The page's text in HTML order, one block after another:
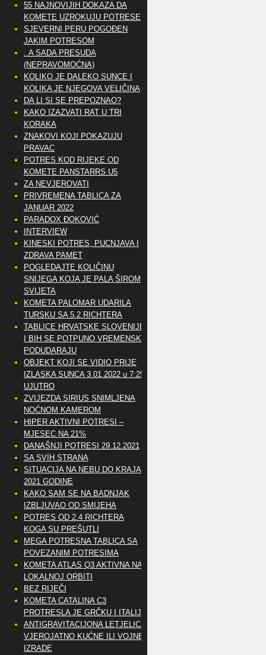
55 NAJNOVIJIH DOKAZA DA
KOMETE UZROKUJU POTRESE
SJEVERNI PERU POGOĐEN
JAKIM POTRESOM
..A SADA PRESUDA
(NEPRAVOMOĆNA)
KOLIKO JE DALEKO SUNCE I
KOLIKA JE NJEGOVA VELIČINA
DA LI SI SE PREPOZNAO?
KAKO IZAZVATI RAT U TRI
KORAKA
ZNAKOVI KOJI POKAZUJU
PRAVAC
POTRES KOD RIJEKE OD
KOMETE PANSTARRS U5
ZA NEVJEROVATI
PRIVREMENA TABLICA ZA
JANUAR 2022
PARADOX ĐOKOVIĆ
INTERVIEW
KINESKI POTRES, PUCNJAVA I
ZDRAVA PAMET
POGLEDAJTE KOLIČINU
SNIJEGA KOJA JE PALA ŠIROM
SVIJETA
KOMETA PALOMAR UDARILA
TURSKU SA 5.2 RICHTERA
TABLICE HRVATSKE SLOVENIJE
I BIH SE POTPUNO VREMENSKI
PODUDARAJU
OBJEKT KOJI SE VIDIO PRIJE
IZLASKA SUNCA 3.01.2022 u 7:25
UJUTRO
ZVIJEZDA SIRIUS SNIMLJENA
NOĆNOM KAMEROM
HIPER AKTIVNI POTRESI –
MJESEC NA 21%
DANAŠNJI POTRESI 29.12.2021
SA SVIH STRANA
SITUACIJA NA NEBU DO KRAJA
2021 GODINE
KAKO SAM SE NA BADNJAK
IZBLJUVAO OD SMIJEHA
POTRES OD 2.4 RICHTERA
KOGA SU PREŠUTLI
MEGA POTRESNA TABLICA SA
POVEZANIM POTRESIMA
KOMETA ATLAS Q3 AKTIVNA NA
LOKALNOJ ORBITI
BEZ RIJEČI
KOMETA CATALINA C3
PROTRESLA JE GRČKU I ITALIJU
ANTIGRAVITACIJONA LETJELICA
VJEROJATNO KUĆNE ILI VOJNE
IZRADE